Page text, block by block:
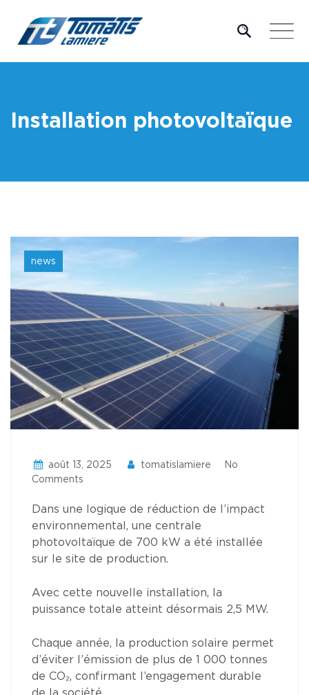
content
Installation photovoltaïque
news
août 13, 2025 tomatislamiere
No
Comments
Dans une logique de réduction de l’impact
environnemental, une centrale
photovoltaïque de 700 kW a été installée
sur le site de production.
Avec cette nouvelle installation, la
puissance totale atteint désormais 2,5 MW.
Chaque année, la production solaire permet
d’éviter l’émission de plus de 1 000 tonnes
de CO₂, confirmant l’engagement durable
de la société.